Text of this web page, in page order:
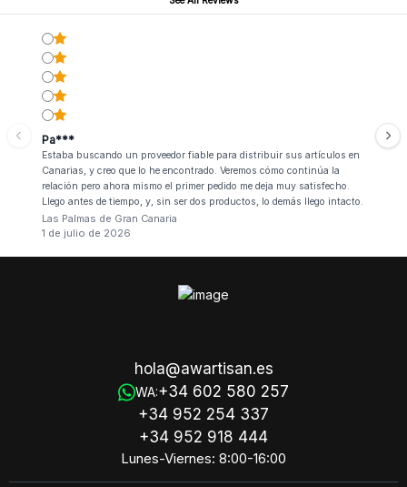
Pa***
Estaba buscando un proveedor fiable para distribuir sus artículos en
Canarias, y creo que lo he encontrado. Veremos cómo continúa la
relación pero ahora mismo el primer pedido me deja muy satisfecho.
Llego antes de tiempo, y, sin ser dos productos, lo demás llego intacto.
Las Palmas de Gran Canaria
1 de julio de 2026
hola@awartisan.es
WA:+34 602 580 257
+34 952 254 337
+34 952 918 444
Lunes-Viernes: 8:00-16:00